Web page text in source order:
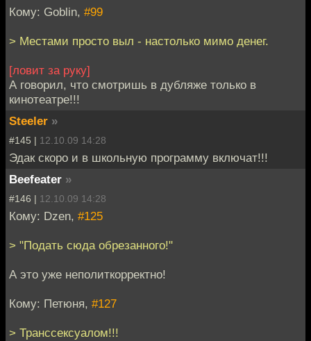
Кому: Goblin, #99
> Местами просто выл - настолько мимо денег.
[ловит за руку]
А говорил, что смотришь в дубляже только в
кинотеатре!!!
Steeler »
#145 | 12.10.09 14:28
Эдак скоро и в школьную программу включат!!!
Beefeater »
#146 | 12.10.09 14:28
Кому: Dzen, #125
> "Подать сюда обрезанного!"
А это уже неполиткорректно!
Кому: Петюня, #127
> Транссексуалом!!!